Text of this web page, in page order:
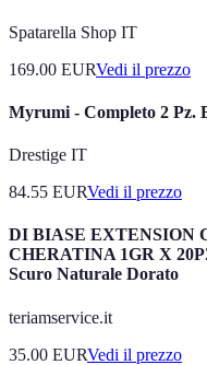
Spatarella Shop IT
169.00 EURVedi il prezzo
Myrumi - Completo 2 Pz.
Drestige IT
84.55 EURVedi il prezzo
DI BIASE EXTENSION
CHERATINA 1GR X
Scuro Naturale Dorato
teriamservice.it
35.00 EURVedi il prezzo